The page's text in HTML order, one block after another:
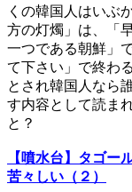
くの韓国人はいぶ
方の灯燭」は、「
一つである朝鮮」
て下さい」で終わ
とされ韓国人なら
す内容として読ま
と？
【噴水台】タゴー
苦々しい（２）